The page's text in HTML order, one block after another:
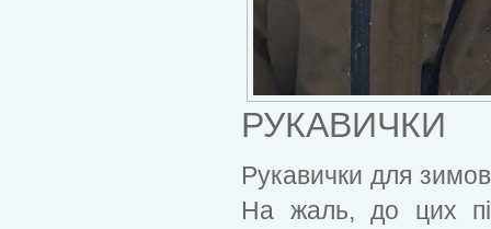
РУКАВИЧКИ
Рукавички для
На жаль, до цих